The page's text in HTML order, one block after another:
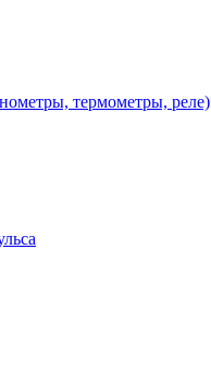
термометры, реле)